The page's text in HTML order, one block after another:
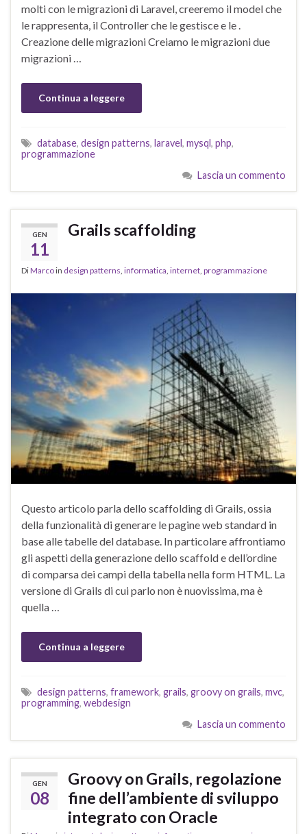
molti con le migrazioni di Laravel, creeremo il model che
le rappresenta, il Controller che le gestisce e le .
Creazione delle migrazioni Creiamo le migrazioni due
migrazioni …
Continua a leggere
database, design patterns, laravel, mysql, php,
programmazione
Lascia un commento
GEN
11
Grails scaffolding
DiMarcoin design patterns informatica internet programmazione
Questo articolo parla dello scaffolding di Grails, ossia
della funzionalità di generare le pagine web standard in
base alle tabelle del database. In particolare affrontiamo
gli aspetti della generazione dello scaffold e dell’ordine
di comparsa dei campi della tabella nella form HTML. La
versione di Grails di cui parlo non è nuovissima, ma è
quella …
Continua a leggere
design patterns, framework, grails, groovy on grails, mvc,
programming, webdesign
Lascia un commento
GEN
08
Groovy on Grails, regolazione
fine dell’ambiente di sviluppo
integrato con Oracle